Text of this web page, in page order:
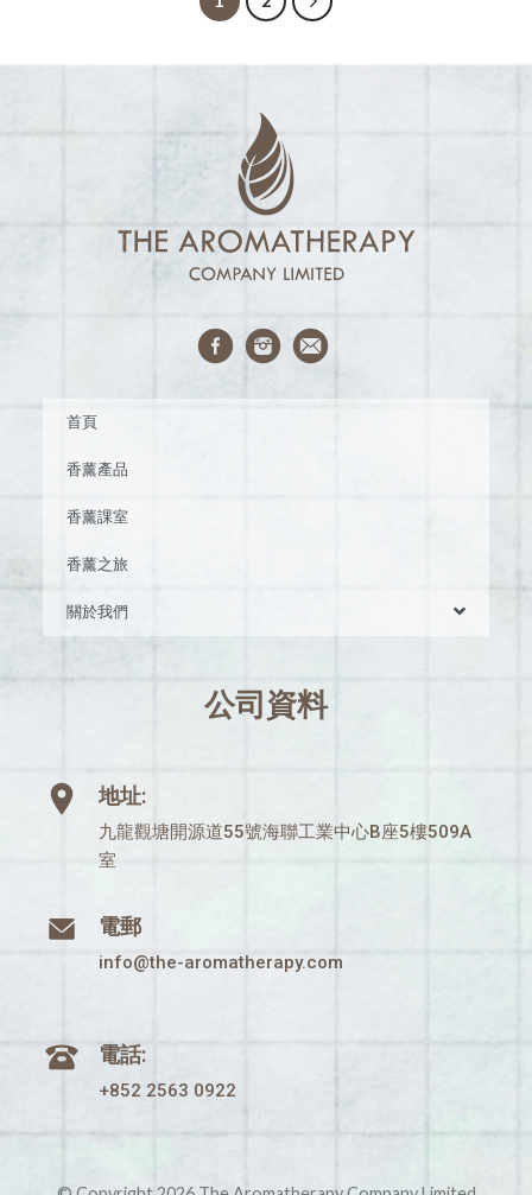
首頁
香薰產品
香薰課室
香薰之旅
關於我們
公司資料
地址:
九龍觀塘開源道55號海聯工業中心B座5樓509A
室
電郵
info@the-aromatherapy.com
電話:
+852 2563 0922